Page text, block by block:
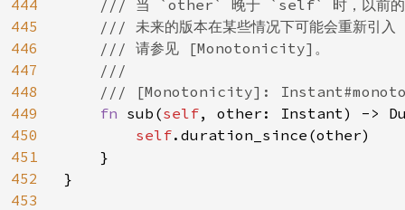
444
445
446
447
448
449
450
451
452
453
/// 当 `other` 晚于 `self` 时，以前的
/// 未来的版本在某些情况下可能会重新引
    /// 请参见 [Monotonicity]。
    ///
/// [Monotonicity]:
fn sub(self, other: Instant) ->
self.duration_since(other)
    }
}